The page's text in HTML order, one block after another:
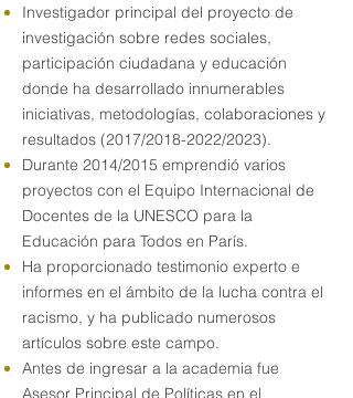
Investigador principal del proyecto de
investigación sobre redes sociales,
participación ciudadana y educación
donde ha desarrollado innumerables
iniciativas, metodologías, colaboraciones y
resultados (2017/2018-2022/2023).
Durante 2014/2015 emprendió varios
proyectos con el Equipo Internacional de
Docentes de la UNESCO para la
Educación para Todos en París.
Ha proporcionado testimonio experto e
informes en el ámbito de la lucha contra el
racismo, y ha publicado numerosos
artículos sobre este campo.
Antes de ingresar a la academia fue
Asesor Principal de Políticas en el